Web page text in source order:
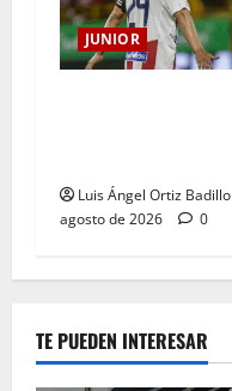
JUNIOR
Luis Ángel Ortiz Badillo
agosto de 2026
0
TE PUEDEN INTERESAR